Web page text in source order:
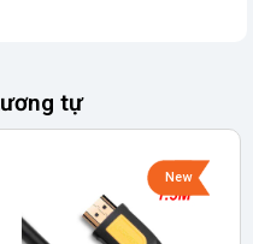
tự
New